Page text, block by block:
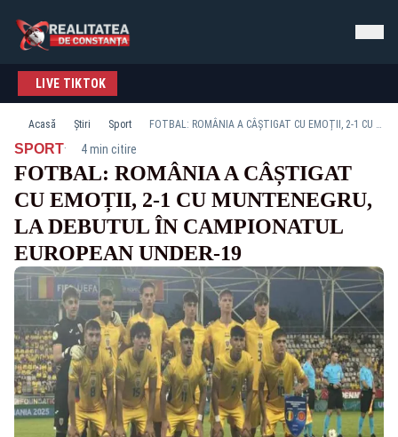
LIVE TIKTOK
Acasă Știri Sport FOTBAL: ROMÂNIA A CÂȘTIGAT CU EMOȚII, 2-1 CU MUNTENEGRU, LA DEBUTUL ÎN CAMPIONATUL EUROPEAN UNDER-19
SPORT· 4 min citire
FOTBAL: ROMÂNIA A CÂȘTIGAT
CU EMOȚII, 2-1 CU MUNTENEGRU,
LA DEBUTUL ÎN CAMPIONATUL
EUROPEAN UNDER-19